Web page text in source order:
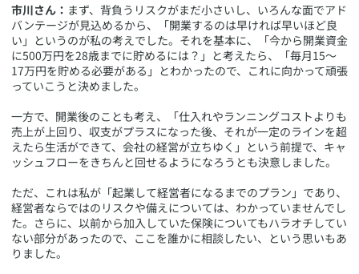
市川さん： まず、背負うリスクがまだ小さいし、いろんな面でアド
バンテージが見込めるから、「開業するのは早ければ早いほど良
い」というのが私の考えでした。それを基本に、「今から開業資金
に500万円を28歳までに貯めるには？」と考えたら、「毎月15〜
17万円を貯める必要がある」とわかったので、これに向かって頑張
っていこうと決めました。
一方で、開業後のことも考え、「仕入れやランニングコストよりも
売上が上回り、収支がプラスになった後、それが一定のラインを超
えたら生活ができて、会社の経営が立ちゆく」という前提で、キャ
ッシュフローをきちんと回せるようになろうとも決意しました。
ただ、これは私が「起業して経営者になるまでのプラン」であり、
経営者ならではのリスクや備えについては、わかっていませんでし
た。さらに、以前から加入していた保険についてもハラオチしてい
ない部分があったので、ここを誰かに相談したい、という思いもあ
りました。